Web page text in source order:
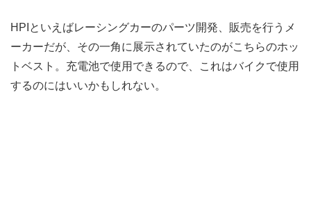
HPIといえばレーシングカーのパーツ開発、販売を行うメ
ーカーだが、その一角に展示されていたのがこちらのホッ
トベスト。充電池で使用できるので、これはバイクで使用
するのにはいいかもしれない。